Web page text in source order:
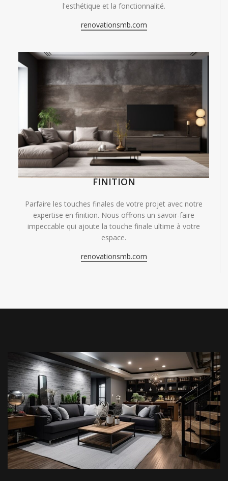
l'esthétique et la fonctionnalité.
renovationsmb.com
FINITION
Parfaire les touches finales de votre projet avec notre
expertise en finition. Nous offrons un savoir-faire
impeccable qui ajoute la touche finale ultime à votre
espace.
renovationsmb.com